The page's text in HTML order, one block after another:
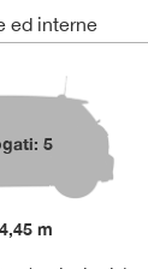
ed interne
5
m